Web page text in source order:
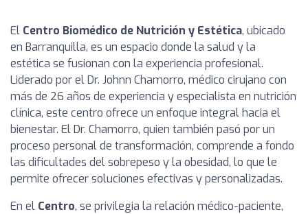
El Centro Biomédico de Nutrición y Estética, ubicado
en Barranquilla, es un espacio donde la salud y la
estética se fusionan con la experiencia profesional.
Liderado por el Dr. Johnn Chamorro, médico cirujano con
más de 26 años de experiencia y especialista en nutrición
clínica, este centro ofrece un enfoque integral hacia el
bienestar. El Dr. Chamorro, quien también pasó por un
proceso personal de transformación, comprende a fondo
las dificultades del sobrepeso y la obesidad, lo que le
permite ofrecer soluciones efectivas y personalizadas.
En el Centro, se privilegia la relación médico-paciente,